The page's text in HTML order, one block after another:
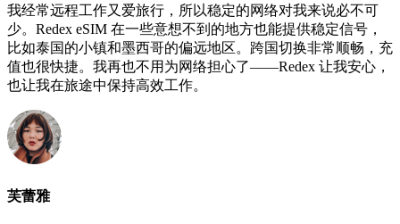
我经常远程工作又爱旅行，所以稳定的网络对我来说必不可
少。Redex eSIM 在一些意想不到的地方也能提供稳定信号，
比如泰国的小镇和墨西哥的偏远地区。跨国切换非常顺畅，充
值也很快捷。我再也不用为网络担心了——Redex 让我安心，
也让我在旅途中保持高效工作。
芙蕾雅